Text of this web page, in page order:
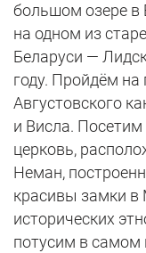
большом озере в
на одном из
Беларуси —
году. Пройдём
Августовского
и Висла.
церковь,
Неман,
красивы замки
исторических
потусим в самом